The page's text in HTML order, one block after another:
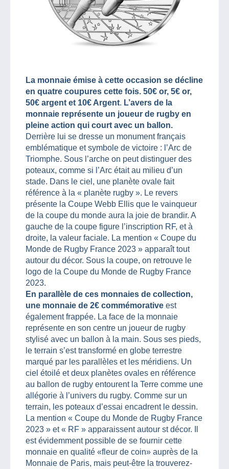
La monnaie émise à cette occasion se décline
en quatre coupures cette fois. 50€ or, 5€ or,
50€ argent et 10€ Argent. L’avers de la
monnaie représente un joueur de rugby en
pleine action qui court avec un ballon.
Derrière lui se dresse un monument français
emblématique et symbole de victoire : l’Arc de
Triomphe. Sous l’arche on peut distinguer des
poteaux, comme si l’Arc était au milieu d’un
stade. Dans le ciel, une planète ovale fait
référence à la « planète rugby ». Le revers
présente la Coupe Webb Ellis que le vainqueur
de la coupe du monde aura la joie de brandir. A
gauche de la coupe figure l’inscription RF, et à
droite, la valeur faciale. La mention « Coupe du
Monde de Rugby France 2023 » apparaît tout
autour du décor. Sous la coupe, on retrouve le
logo de la Coupe du Monde de Rugby France
2023.
En parallèle de ces monnaies de collection,
une monnaie de 2€ commémorative est
également frappée. La face de la monnaie
représente en son centre un joueur de rugby
stylisé avec un ballon à la main. Sous ses pieds,
le terrain s’est transformé en globe terrestre
marqué par les parallèles et les méridiens. Un
ciel étoilé et deux planètes ovales en référence
au ballon de rugby entourent la Terre comme une
allégorie à l’univers du rugby. Comme sur un
terrain, les poteaux d’essai encadrent le dessin.
La mention « Coupe du Monde de Rugby France
2023 » et « RF » apparaissent autour st décor. Il
est évidemment possible de se fournir cette
monnaie en qualité «fleur de coin» auprès de la
Monnaie de Paris, mais peut-être la trouverez-